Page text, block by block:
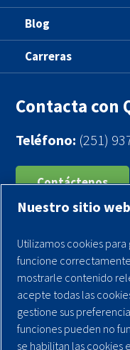
Blog
Carreras
Contacta con
Teléfono: (251)
Contáctenos
Aviso legal
Garantías
Política de privacidad
Términos y Condiciones
Mapa del sitio
Nuestro sitio
Utilizamos cookies
funcione
mostrarle contenido
acepte todas las
gestione sus
funciones pueden no
se habilitan las cookies